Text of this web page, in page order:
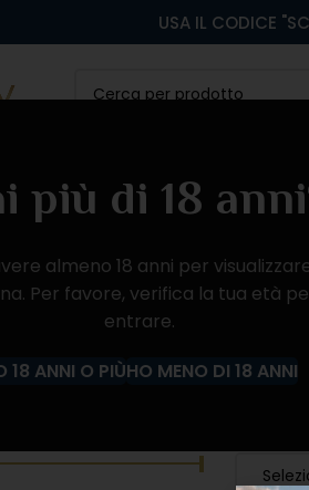
più di 18
almeno 18 anni per
Per favore, verifica la tua età
entrare.
18 ANNI O PIÙHO MENO DI 18 ANNI
Produttore
USA IL CODICE